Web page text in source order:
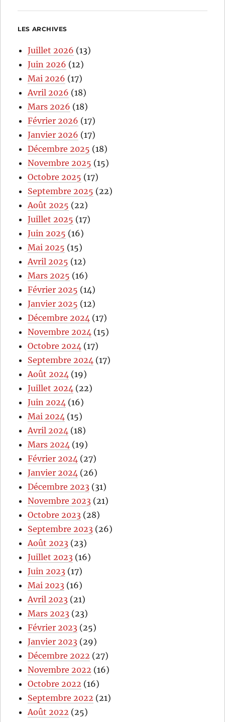
LES ARCHIVES
Juillet 2026 (13)
Juin 2026 (12)
Mai 2026 (17)
Avril 2026 (18)
Mars 2026 (18)
Février 2026 (17)
Janvier 2026 (17)
Décembre 2025 (18)
Novembre 2025 (15)
Octobre 2025 (17)
Septembre 2025 (22)
Août 2025 (22)
Juillet 2025 (17)
Juin 2025 (16)
Mai 2025 (15)
Avril 2025 (12)
Mars 2025 (16)
Février 2025 (14)
Janvier 2025 (12)
Décembre 2024 (17)
Novembre 2024 (15)
Octobre 2024 (17)
Septembre 2024 (17)
Août 2024 (19)
Juillet 2024 (22)
Juin 2024 (16)
Mai 2024 (15)
Avril 2024 (18)
Mars 2024 (19)
Février 2024 (27)
Janvier 2024 (26)
Décembre 2023 (31)
Novembre 2023 (21)
Octobre 2023 (28)
Septembre 2023 (26)
Août 2023 (23)
Juillet 2023 (16)
Juin 2023 (17)
Mai 2023 (16)
Avril 2023 (21)
Mars 2023 (23)
Février 2023 (25)
Janvier 2023 (29)
Décembre 2022 (27)
Novembre 2022 (16)
Octobre 2022 (16)
Septembre 2022 (21)
Août 2022 (25)